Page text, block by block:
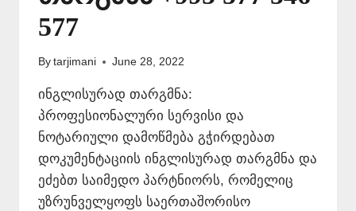
577
By tarjimani June 28, 2022
ინგლისურად თარგმნა:
პროფესიონალური სერვისი და
ნოტარიული დამოწმება გჭირდებათ
დოკუმენტაციის ინგლისურად თარგმნა და
ეძებთ საიმედო პარტნიორს, რომელიც
უზრუნველყოფს საერთაშორისო